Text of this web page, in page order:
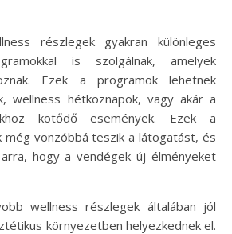
részlegek gyakran különleges
is szolgálnak, amelyek
Ezek a programok lehetnek
wellness hétköznapok, vagy akár a
kötődő események. Ezek a
még vonzóbbá teszik a látogatást, és
hogy a vendégek új élményeket
wellness részlegek általában jól
környezetben helyezkednek el.